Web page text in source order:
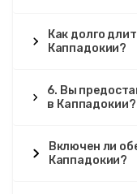
Как долго
Каппадокии?
6. Вы
в Каппадокии?
Включен ли
Каппадокии?